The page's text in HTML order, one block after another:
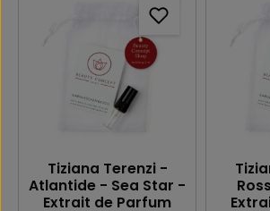
Tiziana Terenzi -
Atlantide - Sea Star -
Extrait de Parfum